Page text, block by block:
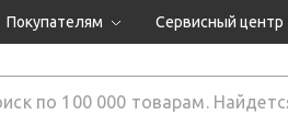
Покупателям
Как оформить заказ?
Сервисный центр